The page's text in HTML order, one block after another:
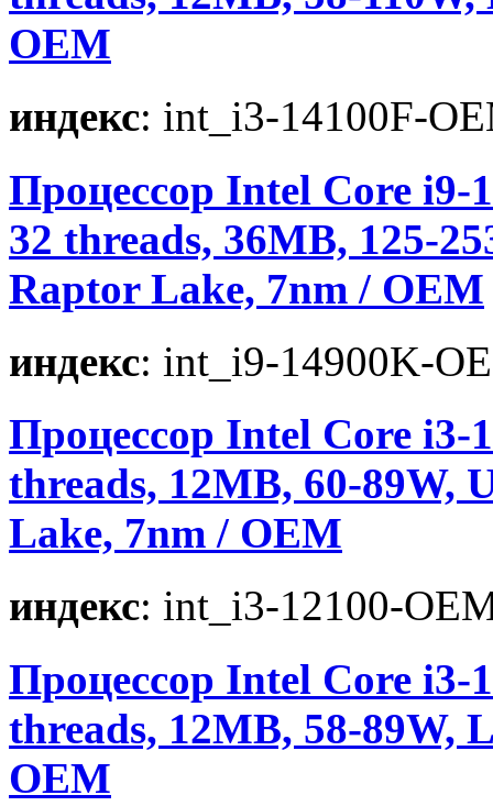
OEM
индекс: int_i3-14100F-
Процессор Intel Core i9-
32 threads, 36MB, 125-
Raptor Lake, 7nm / OEM
индекс: int_i9-14900K-
Процессор Intel Core i3-
threads, 12MB, 60-89W,
Lake, 7nm / OEM
индекс: int_i3-12100-
Процессор Intel Core i3-
threads, 12MB, 58-89W,
OEM